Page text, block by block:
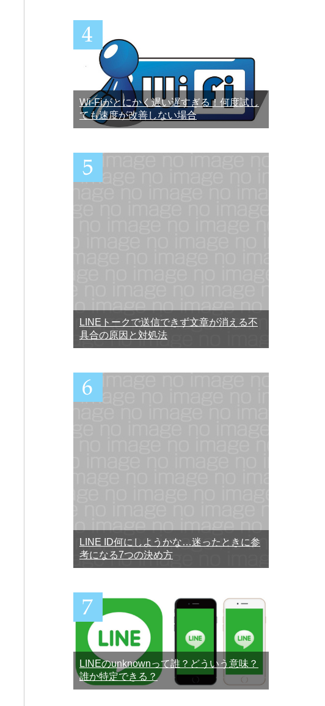
Wi-Fiがとにかく遅い遅すぎる！何度試し
ても速度が改善しない場合
LINEトークで送信できず文章が消える不
具合の原因と対処法
LINE ID何にしようかな…迷ったときに参
考になる7つの決め方
LINEのunknownって誰？どういう意味？
誰か特定できる？